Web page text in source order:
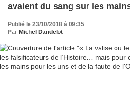
avaient du sang sur les
la faute de l'OAS pour les
Publié le 23/10/2018 à 09:35
Par Michel Dandelot